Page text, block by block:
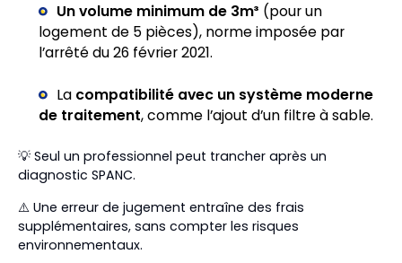
Un volume minimum de 3m³ (pour un
logement de 5 pièces), norme imposée par
l’arrêté du 26 février 2021.
La compatibilité avec un système moderne
de traitement, comme l’ajout d’un filtre à sable.
💡 Seul un professionnel peut trancher après un
diagnostic SPANC.
⚠️ Une erreur de jugement entraîne des frais
supplémentaires, sans compter les risques
environnementaux.